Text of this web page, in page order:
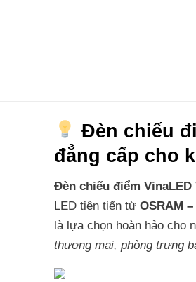
Đèn chiếu
đẳng cấp cho
Đèn chiếu điểm VinaLED
LED tiên tiến từ OSRAM
là lựa chọn hoàn hảo cho
thương mại, phòng trưng